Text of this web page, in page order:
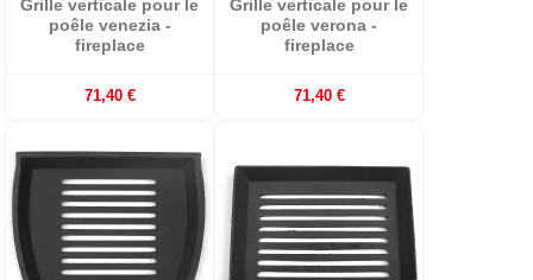
Grille verticale pour le
poêle venezia -
fireplace
71,40 €
Grille verticale pour le
poêle verona -
fireplace
71,40 €